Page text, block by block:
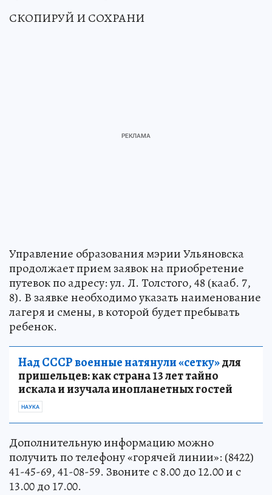
СКОПИРУЙ И СОХРАНИ
Управление образования мэрии Ульяновска
продолжает прием заявок на приобретение
путевок по адресу: ул. Л. Толстого, 48 (кааб. 7,
8). В заявке необходимо указать наименование
лагеря и смены, в которой будет пребывать
ребенок.
Над СССР военные натянули «сетку»для
пришельцев: как страна 13 лет тайно
искала и изучала инопланетных гостей
НАУКА
Дополнительную информацию можно
получить по телефону «горячей линии»: (8422)
41-45-69, 41-08-59. Звоните с 8.00 до 12.00 и с
13.00 до 17.00.